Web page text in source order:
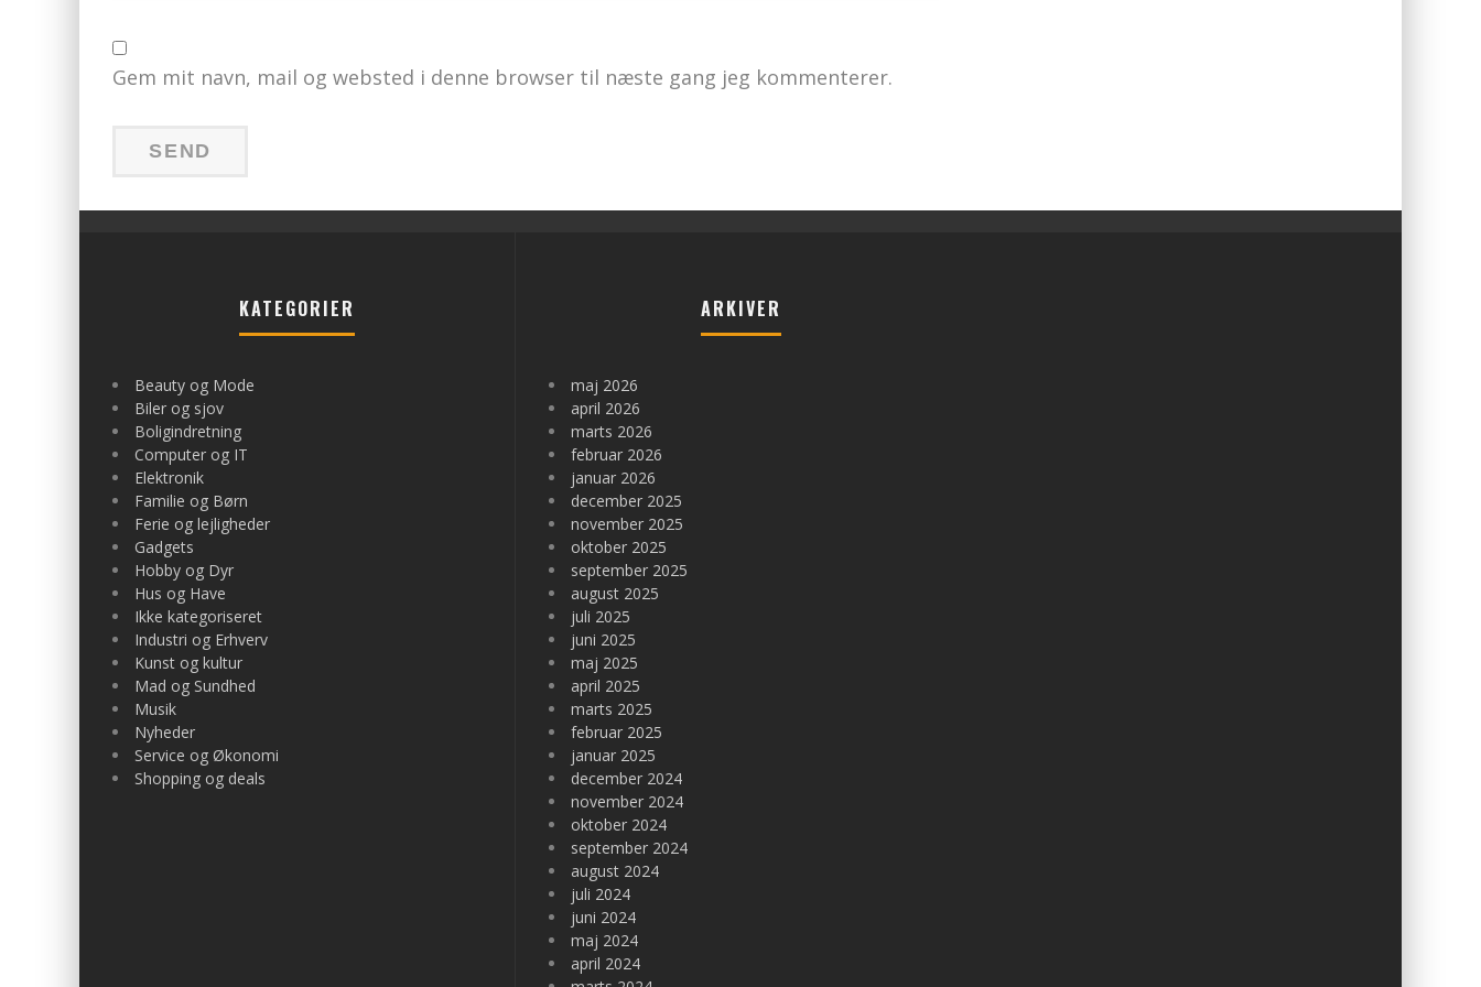
Gem mit navn, mail og websted i denne browser til næste gang jeg kommenterer.
KATEGORIER
Beauty og Mode
Biler og sjov
Boligindretning
Computer og IT
Elektronik
Familie og Børn
Ferie og lejligheder
Gadgets
Hobby og Dyr
Hus og Have
Ikke kategoriseret
Industri og Erhverv
Kunst og kultur
Mad og Sundhed
Musik
Nyheder
Service og Økonomi
Shopping og deals
ARKIVER
maj 2026
april 2026
marts 2026
februar 2026
januar 2026
december 2025
november 2025
oktober 2025
september 2025
august 2025
juli 2025
juni 2025
maj 2025
april 2025
marts 2025
februar 2025
januar 2025
december 2024
november 2024
oktober 2024
september 2024
august 2024
juli 2024
juni 2024
maj 2024
april 2024